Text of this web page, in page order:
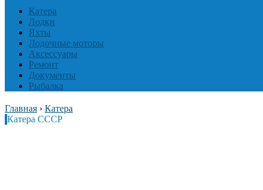
Катера
Лодки
Яхты
Лодочные моторы
Аксессуары
Ремонт
Документы
Рыбалка
Главная › Катера
Катера СССР